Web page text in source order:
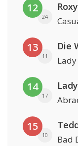
12
24
13
11
Die
14
17
15
10 Bad